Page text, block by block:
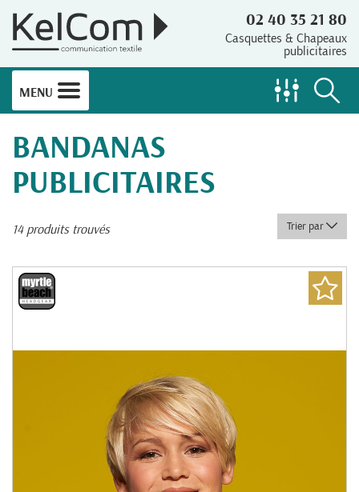
02 40 35 21 80
Casquettes & Chapeaux
publicitaires
MENU
BANDANAS
PUBLICITAIRES
14 produits trouvés Trier par